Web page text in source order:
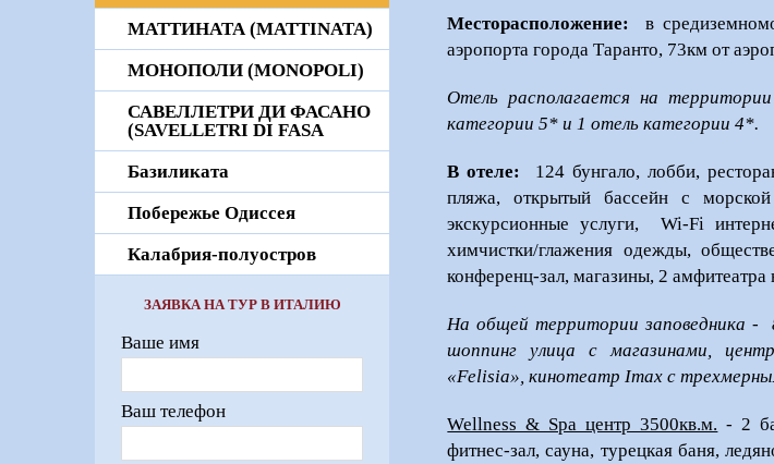
Месторасположение:
в
аэропорта города Таранто, 73км от
Отель располагается на
категории 5* и 1 отель категории 4*.
В отеле:
124 бунгало, лобби,
пляжа, открытый бассейн с
экскурсионные услуги, Wi-Fi
химчистки/глажения одежды,
конференц-зал, магазины, 2
На общей территории заповедника -
шоппинг улица с магазинами,
«Felisia», кинотеатр Imax с
Wellness & Spa центр 3500кв.м. - 2
фитнес-зал, сауна, турецкая баня,
МАТТИНАТА (MATTINATA)
МОНОПОЛИ (MONOPOLI)
САВЕЛЛЕТРИ ДИ ФАСАНО
(SAVELLETRI DI FASA
Базиликата
Побережье Одиссея
Калабрия-полуостров
ЗАЯВКА НА ТУР В ИТАЛИЮ
Ваше имя
Ваш телефон